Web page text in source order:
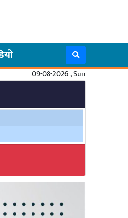
09-08-2026 , Sun